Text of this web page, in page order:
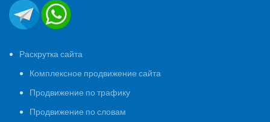
Раскрутка сайта
Комплексное продвижение сайта
Продвижение по трафику
Продвижение по словам